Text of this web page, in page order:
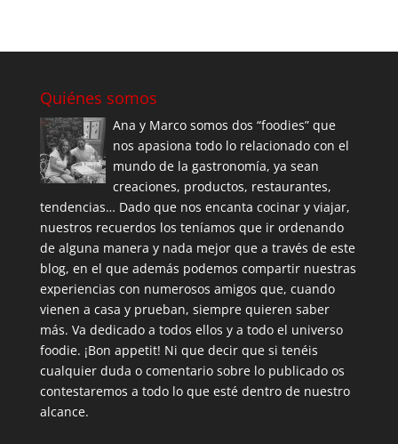
Quiénes somos
Ana y Marco somos dos “foodies” que
nos apasiona todo lo relacionado con el
mundo de la gastronomía, ya sean
creaciones, productos, restaurantes,
tendencias… Dado que nos encanta cocinar y viajar,
nuestros recuerdos los teníamos que ir ordenando
de alguna manera y nada mejor que a través de este
blog, en el que además podemos compartir nuestras
experiencias con numerosos amigos que, cuando
vienen a casa y prueban, siempre quieren saber
más. Va dedicado a todos ellos y a todo el universo
foodie. ¡Bon appetit! Ni que decir que si tenéis
cualquier duda o comentario sobre lo publicado os
contestaremos a todo lo que esté dentro de nuestro
alcance.